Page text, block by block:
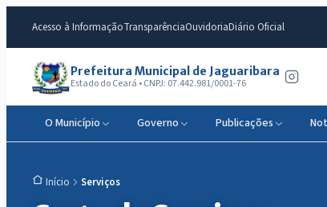
Acesso à InformaçãoTransparênciaOuvidoriaDiário Oficial
Prefeitura Municipal de Jaguaribara
Estado do Ceará • CNPJ: 07.442.981/0001-76
O Município Governo Publicações
Início Serviços